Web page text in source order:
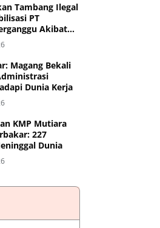
Tambang Ilegal
PT
Akibat
Magang Bekali
Dunia Kerja
KMP Mutiara
227
Dunia